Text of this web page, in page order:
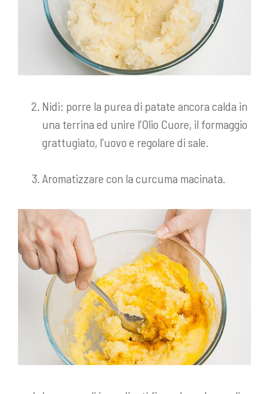
Nidi: porre la purea di patate ancora calda in
una terrina ed unire l’Olio Cuore, il formaggio
grattugiato, l’uovo e regolare di sale.
Aromatizzare con la curcuma macinata.